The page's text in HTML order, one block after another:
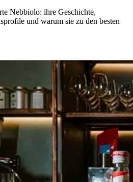
Nebbiolo: ihre Geschichte,
und warum sie zu den besten